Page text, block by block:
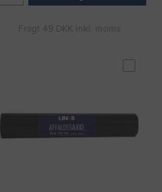
Fragt 49 DKK inkl. moms